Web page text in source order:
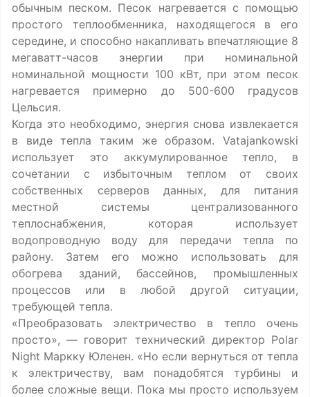
обычным песком. Песок нагревается с помощью
простого теплообменника, находящегося в его
середине, и способно накапливать впечатляющие 8
мегаватт-часов энергии при номинальной
номинальной мощности 100 кВт, при этом песок
нагревается примерно до 500-600 градусов
Цельсия.
Когда это необходимо, энергия снова извлекается
в виде тепла таким же образом. Vatajankowski
использует это аккумулированное тепло, в
сочетании с избыточным теплом от своих
собственных серверов данных, для питания
местной системы централизованного
теплоснабжения, которая использует
водопроводную воду для передачи тепла по
району. Затем его можно использовать для
обогрева зданий, бассейнов, промышленных
процессов или в любой другой ситуации,
требующей тепла.
«Преобразовать электричество в тепло очень
просто», — говорит технический директор Polar
Night Маркку Юленен. «Но если вернуться от тепла
к электричеству, вам понадобятся турбины и
более сложные вещи. Пока мы просто используем